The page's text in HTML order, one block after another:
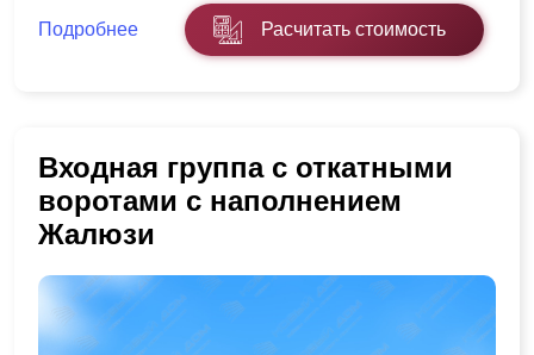
Подробнее Расчитать стоимость
Входная группа с откатными
воротами с наполнением
Жалюзи